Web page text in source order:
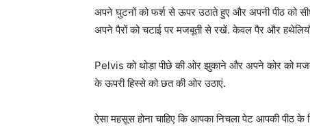
अपने घुटनों को फर्श से ऊपर उठाते हुए और अपनी पीठ को
अपने पैरों को चटाई पर मजबूती से रखें. केवल पैर और हथेलियाँ
Pelvis को थोड़ा पीछे की ओर झुकाने और अपने कोर को
के ऊपरी हिस्से को छत की ओर उठाएं.
ऐसा महसूस होना चाहिए कि आपका निचला पेट आपकी पीठ के